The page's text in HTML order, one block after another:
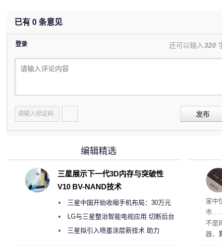
已有 0 条意见
登录 还可以输入320
发布
家中
市……
不是
器，
编辑精选
三星展示下一代3D内存与突破性
V10 BV-NAND技术
三星中国开始收缩手机布局：30万元
月销售额不达标门店 将被逐步清退
LG与三星整治智能电视应用 切断后台
偷偷共享带宽的违规行为
三星拟引入喷墨涂层新技术 助力